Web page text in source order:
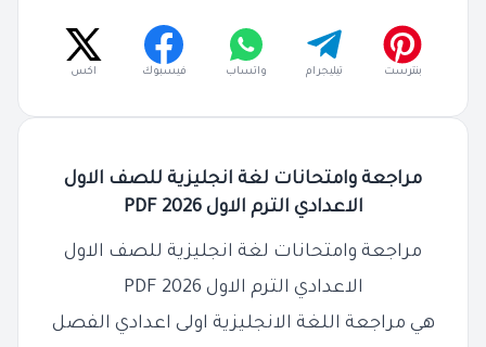
مراجعة وامتحانات لغة انجليزية للصف الاول
الاعدادي الترم الاول 2026 PDF
مراجعة وامتحانات لغة انجليزية للصف الاول
الاعدادي الترم الاول 2026 PDF
هي مراجعة اللغة الانجليزية اولى اعدادي الفصل
بنترست تيليجرام واتساب فيسبوك اكس